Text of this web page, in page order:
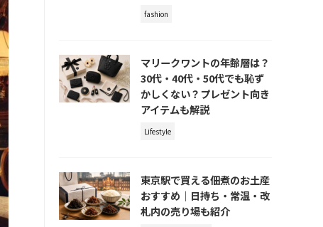
fashion
マリークワントの年齢層は？
30代・40代・50代でも恥ず
かしくない？プレゼント向き
アイテムも解説
Lifestyle
東京駅で買える佃煮のお土産
おすすめ｜日持ち・常温・改
札内の売り場も紹介